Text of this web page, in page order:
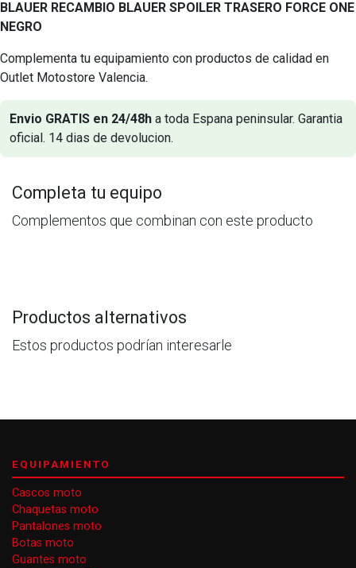
BLAUER RECAMBIO BLAUER SPOILER TRASERO FORCE ONE
NEGRO
Complementa tu equipamiento con productos de calidad en
Outlet Motostore Valencia.
Envio GRATIS en 24/48h a toda Espana peninsular. Garantia
oficial. 14 dias de devolucion.
Completa tu equipo
Complementos que combinan con este producto
Productos alternativos
Estos productos podrían interesarle
EQUIPAMIENTO
Cascos moto
Chaquetas moto
Pantalones moto
Botas moto
Guantes moto